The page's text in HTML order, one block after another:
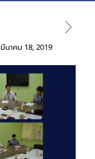
มีนาคม 18, 2019